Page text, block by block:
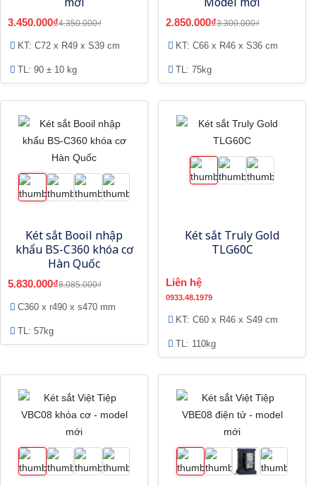
3.450.000₫4.350.000₫
KT: C72 x R49 x S39 cm
TL: 90 ± 10 kg
2.850.000₫3.300.000₫
KT: C66 x R46 x S36 cm
TL: 75kg
Két sắt Booil nhập
khẩu BS-C360 khóa cơ
Hàn Quốc
5.830.000₫8.085.000₫
C360 x r490 x s470 mm
TL: 57kg
Két sắt Truly Gold
TLG60C
Liên hệ
0933.48.1979
KT: C60 x R46 x S49 cm
TL: 110kg